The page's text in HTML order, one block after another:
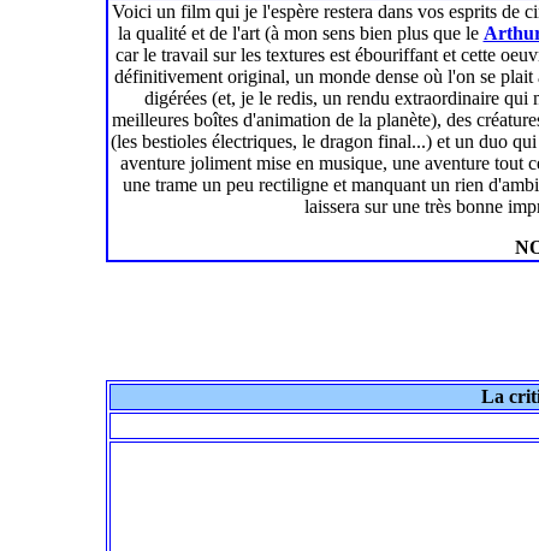
Voici un film qui je l'espère restera dans vos esprits de
la qualité et de l'art (à mon sens bien plus que le
car le travail sur les textures est ébouriffant et cette
définitivement original, un monde dense où l'on se
digérées (et, je le redis, un rendu extraordinaire qui
meilleures boîtes d'animation de la planète), des
(les bestioles électriques, le dragon final...) et un duo
aventure joliment mise en musique, une aventure tout
une trame un peu rectiligne et manquant un rien
laissera sur une très bonne
La